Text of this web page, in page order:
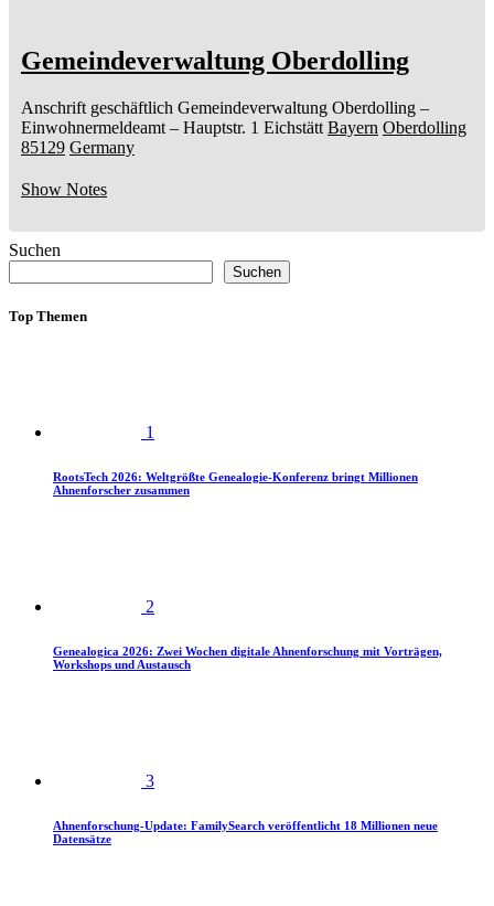
Gemeindeverwaltung Oberdolling
Anschrift geschäftlich Gemeindeverwaltung Oberdolling –
Einwohnermeldeamt – Hauptstr. 1 Eichstätt Bayern Oberdolling
85129 Germany
Show Notes
Suchen
Suchen
Top Themen
1
RootsTech 2026: Weltgrößte Genealogie-Konferenz bringt Millionen
Ahnenforscher zusammen
2
Genealogica 2026: Zwei Wochen digitale Ahnenforschung mit Vorträgen,
Workshops und Austausch
3
Ahnenforschung-Update: FamilySearch veröffentlicht 18 Millionen neue
Datensätze